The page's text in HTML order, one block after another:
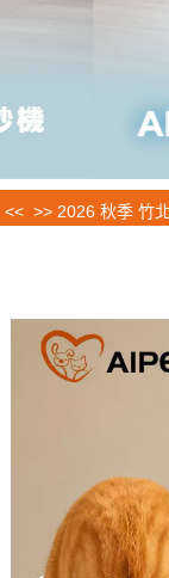
2026 秋季 竹北 寵物